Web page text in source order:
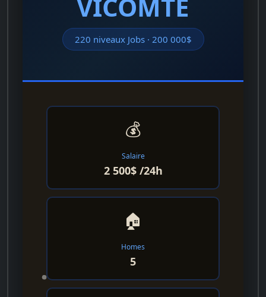
VICOMTE
220 niveaux Jobs · 200 000$
💰
Salaire
2 500$ /24h
🏠
Homes
5